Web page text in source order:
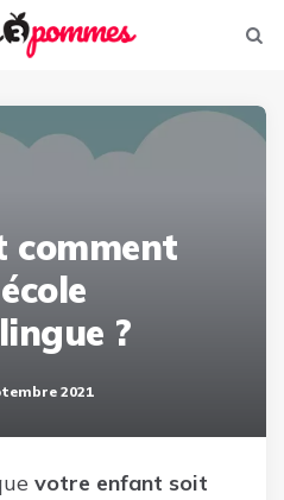
comment
?
2021
votre enfant soit